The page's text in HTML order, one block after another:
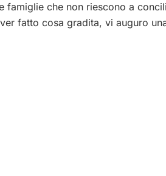
famiglie che non riescono a
fatto cosa gradita, vi auguro